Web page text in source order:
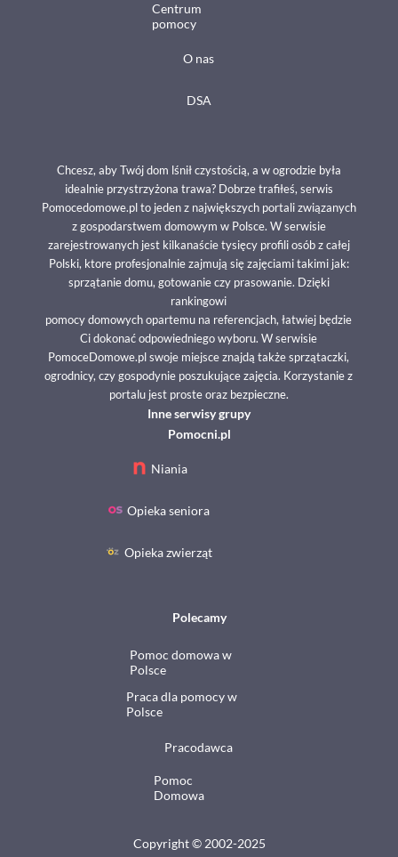
Centrum
pomocy
O nas
DSA
Chcesz, aby Twój dom lśnił czystością, a w ogrodzie była
idealnie przystrzyżona trawa? Dobrze trafiłeś, serwis
Pomocedomowe.pl to jeden z największych portali związanych
z gospodarstwem domowym w Polsce. W serwisie
zarejestrowanych jest kilkanaście tysięcy profili osób z całej
Polski, ktore profesjonalnie zajmują się zajęciami takimi jak:
sprzątanie domu, gotowanie czy prasowanie. Dzięki
rankingowi
pomocy domowych opartemu na referencjach, łatwiej będzie
Ci dokonać odpowiedniego wyboru. W serwisie
PomoceDomowe.pl swoje miejsce znajdą także sprzątaczki,
ogrodnicy, czy gospodynie poszukujące zajęcia. Korzystanie z
portalu jest proste oraz bezpieczne.
Niania
Opieka seniora
Opieka zwierząt
Inne serwisy grupy
Pomocni.pl
Pomoc domowa w
Polsce
Praca dla pomocy w
Polsce
Pracodawca
Pomoc
Domowa
Polecamy
Copyright © 2002-2025